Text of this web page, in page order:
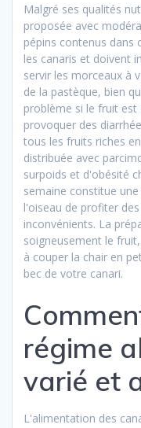
Malgré ses qualités
proposée avec
pépins contenus dans
les canaris et doivent
servir les morceaux à
de la pastèque, bien
problème si le fruit est
provoquer des
tous les fruits riches
distribuée avec
surpoids et d'obésité
semaine constitue
l'oiseau de profiter
inconvénients. La
soigneusement le
à couper la chair en
bec de votre canari.
régime
varié et
L'alimentation des